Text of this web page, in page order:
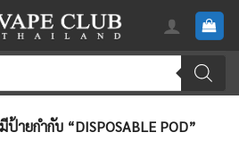
ายกำกับ “DISPOSABLE POD”